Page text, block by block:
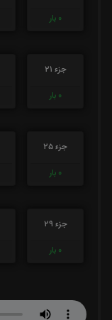
0 بار
جزء 21
0 بار
جزء 25
0 بار
جزء 29
0 بار